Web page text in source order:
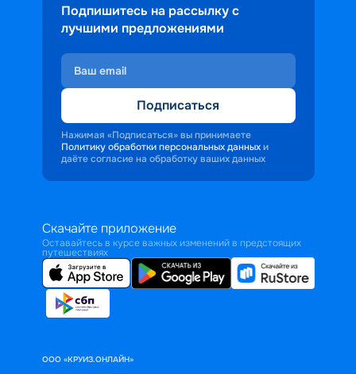
Подпишитесь на рассылку с
лучшими предложениями
Подписаться
Нажимая «Подписаться» вы принимаете
Политику обработки персональных данных и
даёте согласие на обработку ваших данных
Скачайте приложение
Оставайтесь в курсе важных изменений в предстоящих
путешествиях
ООО «КРУИЗ.ОНЛАЙН»